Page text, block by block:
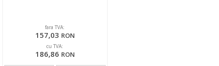
fara TVA:
157,03 RON
cu TVA:
186,86 RON